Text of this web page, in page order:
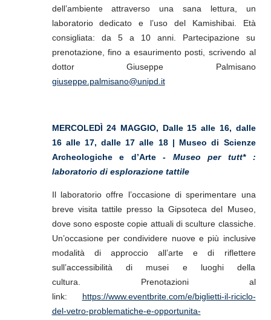
dell’ambiente attraverso una sana lettura, un
laboratorio dedicato e l’uso del Kamishibai. Età
consigliata: da 5 a 10 anni. Partecipazione su
prenotazione, fino a esaurimento posti, scrivendo al
dottor Giuseppe Palmisano
giuseppe.palmisano@unipd.it
MERCOLEDÌ 24 MAGGIO, Dalle 15 alle 16, dalle
16 alle 17, dalle 17 alle 18 | Museo di Scienze
Archeologiche e d’Arte - Museo per tutt* :
laboratorio di esplorazione tattile
Il laboratorio offre l’occasione di sperimentare una
breve visita tattile presso la Gipsoteca del Museo,
dove sono esposte copie attuali di sculture classiche.
Un’occasione per condividere nuove e più inclusive
modalità di approccio all’arte e di riflettere
sull’accessibilità di musei e luoghi della
cultura. Prenotazioni al
link: https://www.eventbrite.com/e/biglietti-il-riciclo-
del-vetro-problematiche-e-opportunita-